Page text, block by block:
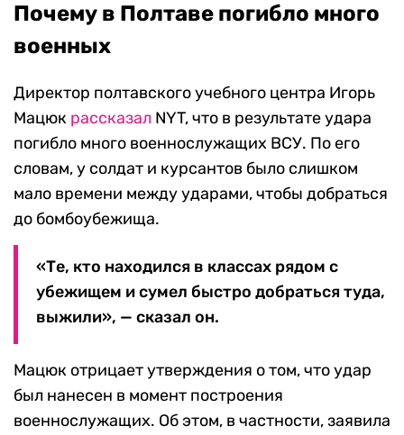
Почему в Полтаве погибло много
военных
Директор полтавского учебного центра Игорь
Мацюк рассказал NYT, что в результате удара
погибло много военнослужащих ВСУ. По его
словам, у солдат и курсантов было слишком
мало времени между ударами, чтобы добраться
до бомбоубежища.
«Те, кто находился в классах рядом с
убежищем и сумел быстро добраться туда,
выжили», — сказал он.
Мацюк отрицает утверждения о том, что удар
был нанесен в момент построения
военнослужащих. Об этом, в частности, заявила